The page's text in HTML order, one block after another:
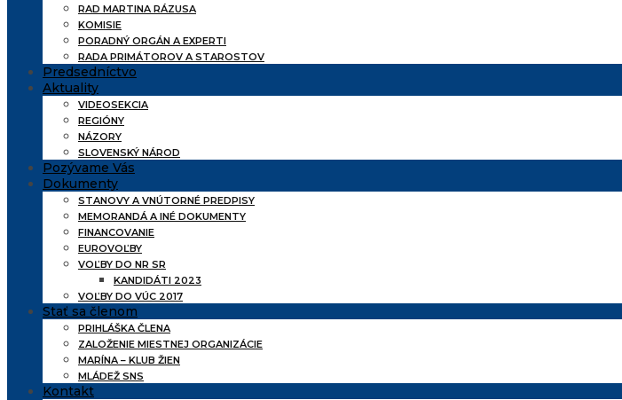
RAD MARTINA RÁZUSA
KOMISIE
PORADNÝ ORGÁN A EXPERTI
RADA PRIMÁTOROV A STAROSTOV
Predsedníctvo
Aktuality
VIDEOSEKCIA
REGIÓNY
NÁZORY
SLOVENSKÝ NÁROD
Pozývame Vás
Dokumenty
STANOVY A VNÚTORNÉ PREDPISY
MEMORANDÁ A INÉ DOKUMENTY
FINANCOVANIE
EUROVOĽBY
VOĽBY DO NR SR
KANDIDÁTI 2023
VOĽBY DO VÚC 2017
Stať sa členom
PRIHLÁŠKA ČLENA
ZALOŽENIE MIESTNEJ ORGANIZÁCIE
MARÍNA – KLUB ŽIEN
MLÁDEŽ SNS
Kontakt